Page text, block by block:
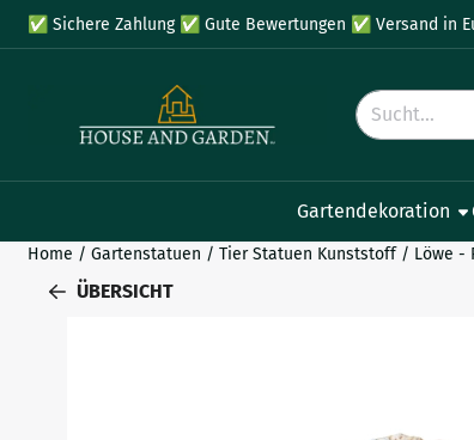
Cookie-Einstellungen verfügbar. Einstellungen wählen
✅Sichere Zahlung✅Gute Bewertungen ✅Versand in
Suche
Gartendekoration
Home / Gartenstatuen / Tier Statuen Kunststoff / Löwe -
ÜBERSICHT